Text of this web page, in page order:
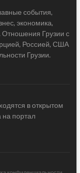
события,
экономика,
Отношения Грузии с
Россией, США
Грузии.
в открытом
на портал